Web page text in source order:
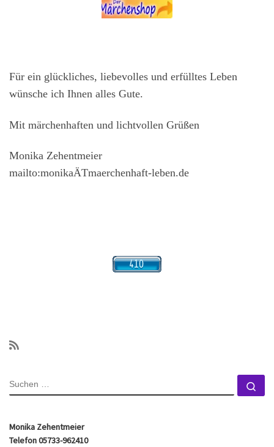
Für ein glückliches, liebevolles und erfülltes Leben
wünsche ich Ihnen alles Gute.
Mit märchenhaften und lichtvollen Grüßen
Monika Zehentmeier
mailto:monikaÄTmaerchenhaft-leben.de
SUCHE
Monika Zehentmeier
Telefon 05733-962410